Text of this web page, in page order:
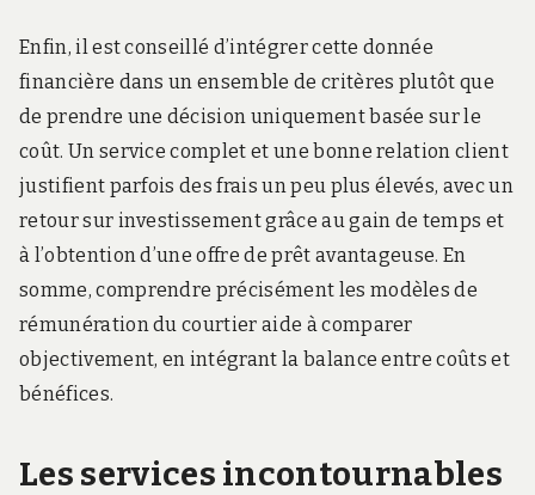
Enfin, il est conseillé d’intégrer cette donnée
financière dans un ensemble de critères plutôt que
de prendre une décision uniquement basée sur le
coût. Un service complet et une bonne relation client
justifient parfois des frais un peu plus élevés, avec un
retour sur investissement grâce au gain de temps et
à l’obtention d’une offre de prêt avantageuse. En
somme, comprendre précisément les modèles de
rémunération du courtier aide à comparer
objectivement, en intégrant la balance entre coûts et
bénéfices.
Les services incontournables